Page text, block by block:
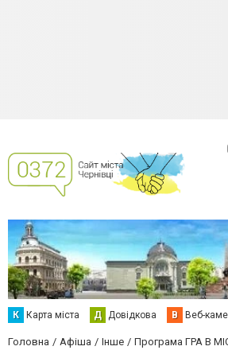
К Карта міста Д Довідкова В Веб-
Головна Афіша Інше Програма ГРА В